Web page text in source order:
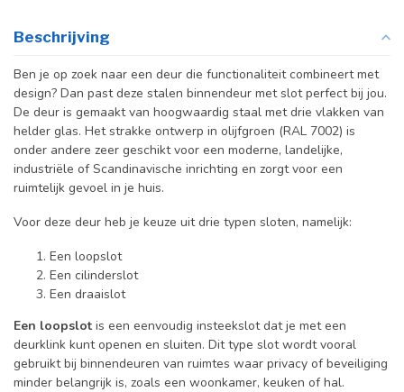
Beschrijving
Ben je op zoek naar een deur die functionaliteit combineert met
design? Dan past deze stalen binnendeur met slot perfect bij jou.
De deur is gemaakt van hoogwaardig staal met drie vlakken van
helder glas. Het strakke ontwerp in olijfgroen (RAL 7002) is
onder andere zeer geschikt voor een moderne, landelijke,
industriële of Scandinavische inrichting en zorgt voor een
ruimtelijk gevoel in je huis.
Voor deze deur heb je keuze uit drie typen sloten, namelijk:
Een loopslot
Een cilinderslot
Een draaislot
Een loopslot is een eenvoudig insteekslot dat je met een
deurklink kunt openen en sluiten. Dit type slot wordt vooral
gebruikt bij binnendeuren van ruimtes waar privacy of beveiliging
minder belangrijk is, zoals een woonkamer, keuken of hal.